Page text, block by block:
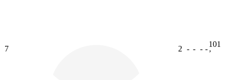
7 2 - - - -
101
ʼ